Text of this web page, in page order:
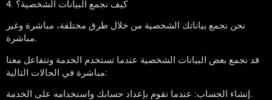
4. كيف نجمع البيانات الشخصية؟
نحن نجمع بياناتك الشخصية من خلال طرق مختلفة، مباشرة وغير
مباشرة.
قد نجمع بعض البيانات الشخصية عندما تستخدم الخدمة وتتفاعل معنا
مباشرة في الحالات التالية:
إنشاء الحساب: عندما تقوم بإعداد حسابك واستخدامه على الخدمة.